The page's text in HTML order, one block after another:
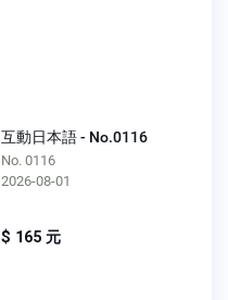
互動日本語 - No.0116
No. 0116
2026-08-01
$ 165 元